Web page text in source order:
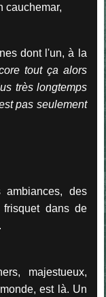
cauchemar,
dont l'un, à la
tout ça alors
très longtemps
pas seulement
des
dans de
majestueux,
est là. Un